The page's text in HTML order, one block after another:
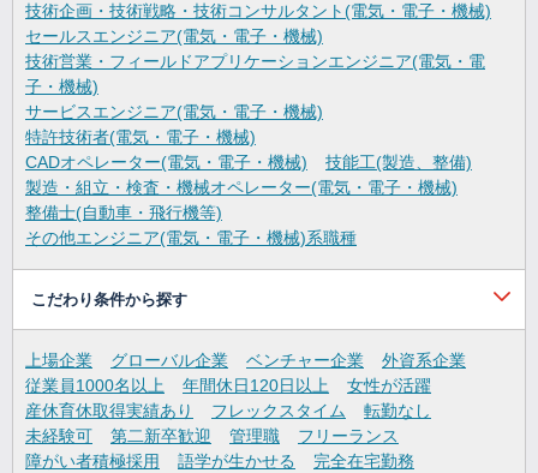
技術企画・技術戦略・技術コンサルタント(電気・電子・機械)
セールスエンジニア(電気・電子・機械)
技術営業・フィールドアプリケーションエンジニア(電気・電
子・機械)
サービスエンジニア(電気・電子・機械)
特許技術者(電気・電子・機械)
CADオペレーター(電気・電子・機械)
技能工(製造、整備)
製造・組立・検査・機械オペレーター(電気・電子・機械)
整備士(自動車・飛行機等)
その他エンジニア(電気・電子・機械)系職種
こだわり条件から探す
上場企業 グローバル企業 ベンチャー企業
外資系企業
従業員1000名以上
年間休日120日以上
女性が活躍
産休育休取得実績あり
フレックスタイム
転勤なし
未経験可
第二新卒歓迎 管理職
フリーランス
障がい者積極採用
語学が生かせる
完全在宅勤務